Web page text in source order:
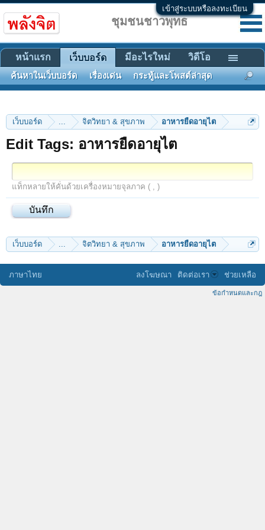
เข้าสู่ระบบหรือลงทะเบียน
เว็บบอร์ด ... จิตวิทยา & สุขภาพ อาหารยืดอายุไต
Edit Tags: อาหารยืดอายุไต
แท็กหลายให้คั่นด้วยเครื่องหมายจุลภาค ( , )
เว็บบอร์ด ... จิตวิทยา & สุขภาพ อาหารยืดอายุไต
ชุมชนชาวพุทธ
หน้าแรก เว็บบอร์ด
ค้นหาในเว็บบอร์ด เรื่องเด่น กระทู้และโพสต์ล่าสุด
มีอะไรใหม่ วิดีโอ
ภาษาไทย ลงโฆษณา ติดต่อเรา ช่วยเหลือ
ข้อกำหนดและกฎ